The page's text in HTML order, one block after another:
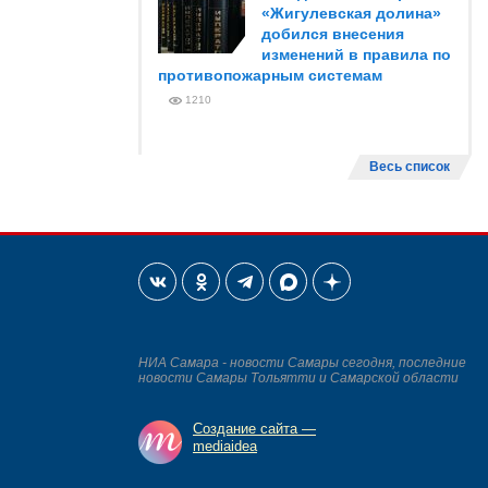
«Жигулевская долина»
добился внесения
изменений в правила по
противопожарным системам
1210
Весь список
НИА Самара - новости Самары сегодня, последние
новости Самары Тольятти и Самарской области
Создание сайта —
mediaidea